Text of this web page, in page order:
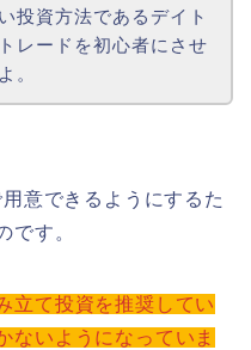
投資方法であるデイト
レードを初心者にさせ
。
意できるようにするた
です。
立て投資を推奨してい
ないようになっていま